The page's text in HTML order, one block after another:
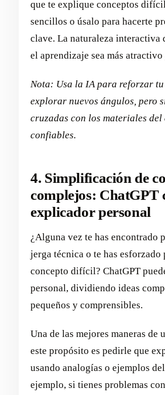
que te explique conceptos
sencillos o úsalo para hacerte
clave. La naturaleza interactiva
el aprendizaje sea más
Nota: Usa la IA para reforzar
explorar nuevos ángulos, pero
cruzadas con los materiales del
confiables.
4. Simplificación de
complejos: ChatGPT
explicador personal
¿Alguna vez te has encontrado
jerga técnica o te has esforzado
concepto difícil? ChatGPT
personal, dividiendo ideas
pequeños y comprensibles.
Una de las mejores maneras de
este propósito es pedirle que
usando analogías o ejemplos
ejemplo, si tienes problemas